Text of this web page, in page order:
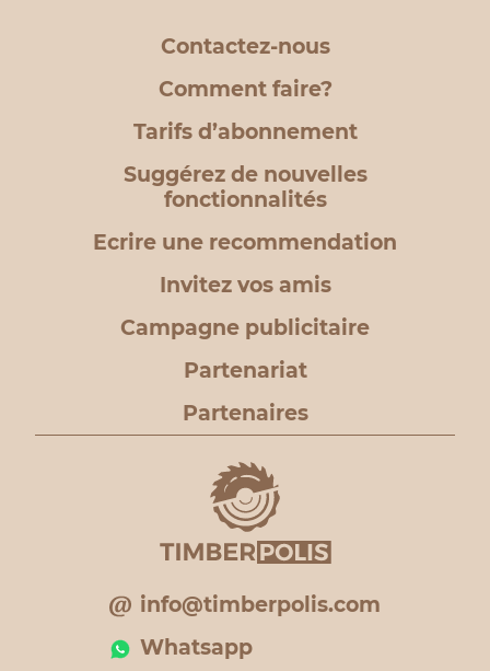
Contactez-nous
Comment faire?
Tarifs d’abonnement
Suggérez de nouvelles
fonctionnalités
Ecrire une recommendation
Invitez vos amis
Campagne publicitaire
Partenariat
Partenaires
info@timberpolis.com
Whatsapp